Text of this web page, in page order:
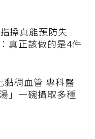
操真能預防失
真正該做的是4件
黏稠血管 專科醫
」一碗攝取多種